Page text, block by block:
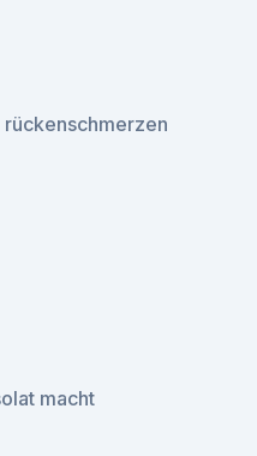
macht